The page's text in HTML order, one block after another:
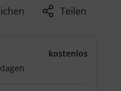
Teilen
kostenlos